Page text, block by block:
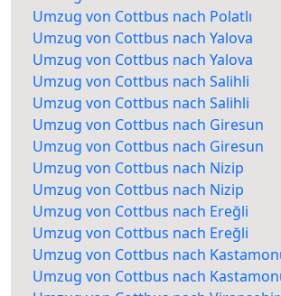
Umzug von Cottbus nach Polatlı
Umzug von Cottbus nach Yalova
Umzug von Cottbus nach Yalova
Umzug von Cottbus nach Salihli
Umzug von Cottbus nach Salihli
Umzug von Cottbus nach Giresun
Umzug von Cottbus nach Giresun
Umzug von Cottbus nach Nizip
Umzug von Cottbus nach Nizip
Umzug von Cottbus nach Ereğli
Umzug von Cottbus nach Ereğli
Umzug von Cottbus nach
Umzug von Cottbus nach